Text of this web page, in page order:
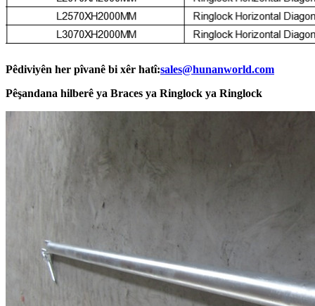
Pêdiviyên her pîvanê bi xêr hatî:sales@hunanworld.com
Pêşandana hilberê ya Braces ya Ringlock ya Ringlock